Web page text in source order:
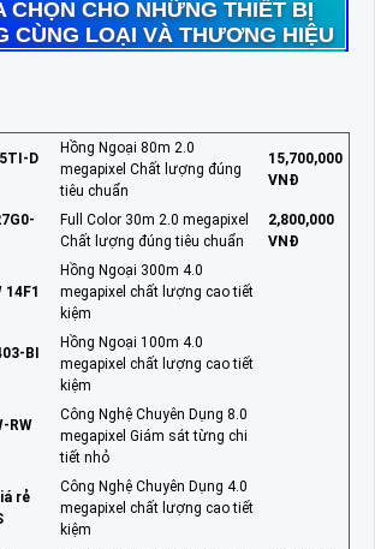
CHỌN CHO NHỮNG THIẾT BỊ
CÙNG LOẠI VÀ THƯƠNG HIỆU
D
Hồng Ngoại 80m 2.0
megapixel Chất lượng đúng
tiêu chuẩn
15,700,000
VNĐ
Full Color 30m 2.0 megapixel
Chất lượng đúng tiêu chuẩn
2,800,000
VNĐ
14F1
Hồng Ngoại 300m 4.0
megapixel chất lượng cao tiết
kiệm
BI
Hồng Ngoại 100m 4.0
megapixel chất lượng cao tiết
kiệm
RW
Công Nghệ Chuyên Dụng 8.0
megapixel Giám sát từng chi
tiết nhỏ
rẻ
Công Nghệ Chuyên Dụng 4.0
megapixel chất lượng cao tiết
kiệm